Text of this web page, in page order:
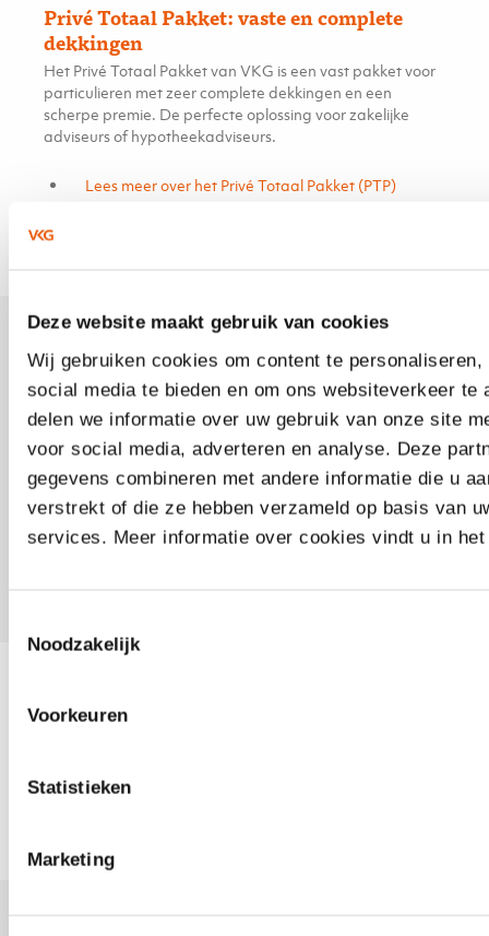
Deze website maakt gebruik van cookies
Wij gebruiken cookies om content te
social media te bieden en om ons websiteverkeer te
delen we informatie over uw gebruik van onze site
voor social media, adverteren en analyse. Deze
gegevens combineren met andere informatie die u
verstrekt of die ze hebben verzameld op basis van
services. Meer informatie over cookies vindt u in
Noodzakelijk
Voorkeuren
Statistieken
Marketing
Privé Totaal Pakket: vaste en complete
dekkingen
Het Privé Totaal Pakket van VKG is een vast pakket voor
particulieren met zeer complete dekkingen en een
scherpe premie. De perfecte oplossing voor zakelijke
adviseurs of hypotheekadviseurs.
Lees meer over het Privé Totaal Pakket (PTP)
Wat doen wij voor u? En wat
kunt u uw particuliere
relatie bieden?
VKG Schadeverzekeringen particulier
VKG Hypotheken
Meer weten over de TotaalOpvangPolis,
van onze acceptanten